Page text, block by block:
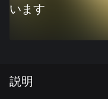
います
説明